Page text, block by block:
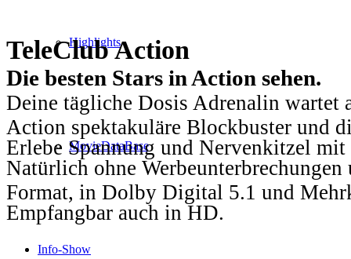
Highlights
MovieDataBase
Info-Show
TeleClub Action
Die besten Stars in Action sehen.
Deine tägliche Dosis Adrenalin wartet
Action spektakuläre Blockbuster und
Erlebe Spannung und Nervenkitzel
Natürlich ohne
Format, in Dolby Digital 5.1 und
Empfangbar auch in HD.